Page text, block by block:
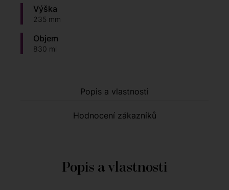
Výška
235 mm
Objem
830 ml
Popis a vlastnosti
Hodnocení zákazníků
Popis a vlastnosti